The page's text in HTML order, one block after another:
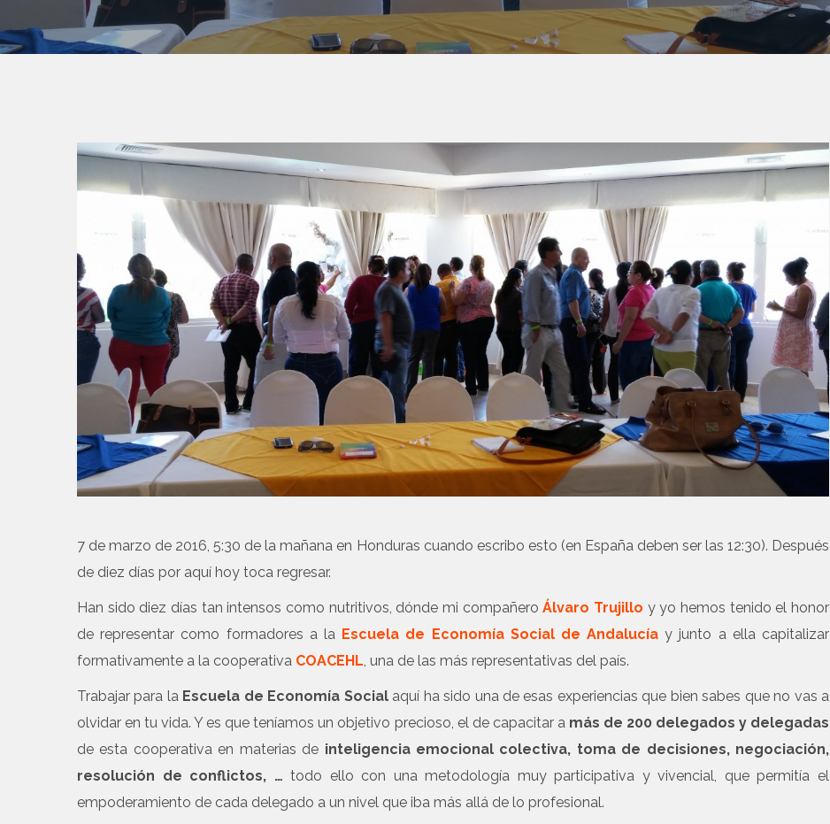
7 de marzo de 2016, 5:30 de la mañana en Honduras cuando escribo esto (en España deben ser las 12:30). Después
de diez días por aquí hoy toca regresar.
Han sido diez días tan intensos como nutritivos, dónde mi compañeroÁlvaro Trujillo y yo hemos tenido el honor
de representar como formadores a la Escuela de Economía Social de Andalucía y junto a ella capitalizar
formativamente a la cooperativa COACEHL, una de las más representativas del país.
Trabajar para la Escuela de Economía Socialaquí ha sido una de esas experiencias que bien sabes que no vas a
olvidar en tu vida. Y es que teníamos un objetivo precioso, el de capacitar a más de 200 delegados y delegadas
de esta cooperativa en materias de inteligencia emocional colectiva, toma de decisiones, negociación,
resolución de conflictos, … todo ello con una metodología muy participativa y vivencial, que permitía el
empoderamiento de cada delegado a un nivel que iba más allá de lo profesional.